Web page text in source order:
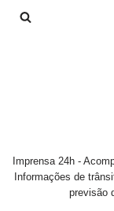
Imprensa 24h -
Informações de
previsão